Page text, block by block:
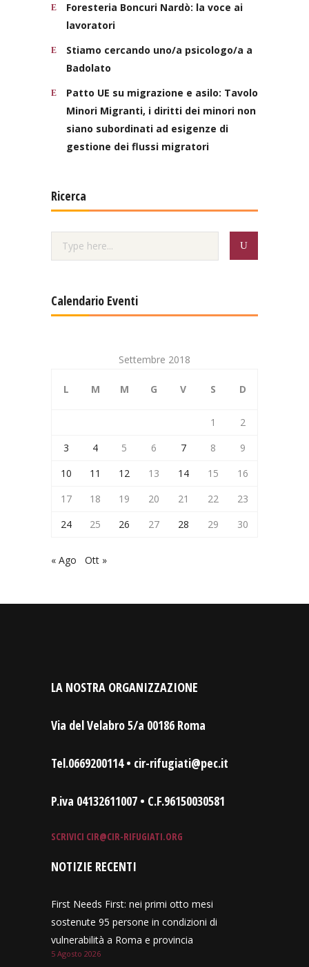
Foresteria Boncuri Nardò: la voce ai
lavoratori
Stiamo cercando uno/a psicologo/a a
Badolato
Patto UE su migrazione e asilo: Tavolo
Minori Migranti, i diritti dei minori non
siano subordinati ad esigenze di
gestione dei flussi migratori
Ricerca
Calendario Eventi
Settembre 2018
L M M G V S D
1
2
3
4 5 6 7 8
9
10
11 12 13 14 15
16
17
18 19 20 21 22
23
24
25 26 27 28 29 30
« Ago Ott »
LA NOSTRA ORGANIZZAZIONE
Via del Velabro 5/a 00186 Roma
Tel.0669200114 • cir-rifugiati@pec.it
P.iva 04132611007 • C.F.96150030581
SCRIVICI CIR@CIR-RIFUGIATI.ORG
NOTIZIE RECENTI
First Needs First: nei primi otto mesi
sostenute 95 persone in condizioni di
vulnerabilità a Roma e provincia
5 Agosto 2026